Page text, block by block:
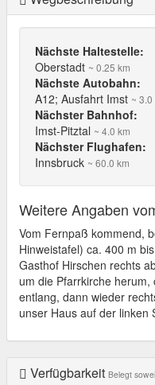
Nächste Haltestelle:
Oberstadt ~ 0.25 km
Nächste Autobahn:
A12; Ausfahrt Imst ~ 3.0
Nächster Bahnhof:
Imst-Pitztal ~ 4.0 km
Nächster Flughafen:
Innsbruck ~ 60.0 km
Weitere Angaben
Vom Fernpaß kommend,
Hinweistafel) ca. 400 m
Gasthof Hirschen rechts
um die Pfarrkirche
entlang, dann wieder
unser Haus auf der linken
Verfügbarkeit Belegt